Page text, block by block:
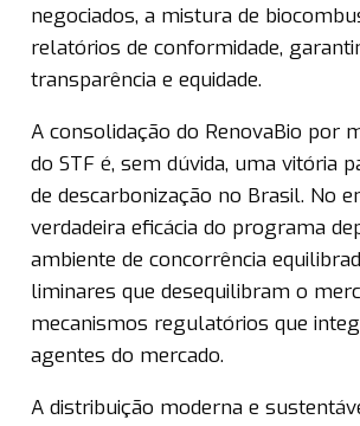
negociados, a mistura de
relatórios de conformidade,
transparência e equidade.
A consolidação do RenovaBio por
do STF é, sem dúvida, uma vitória
de descarbonização no Brasil. No
verdadeira eficácia do programa
ambiente de concorrência
liminares que desequilibram o
mecanismos regulatórios que
agentes do mercado.
A distribuição moderna e